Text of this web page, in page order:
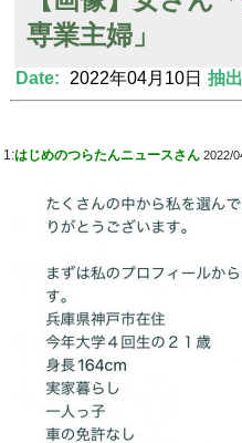
Powered by livedoor 相互RSS
専業主婦」
Date: 2022年04月10日 抽
1:はじめのつらたんニュースさん 2022/